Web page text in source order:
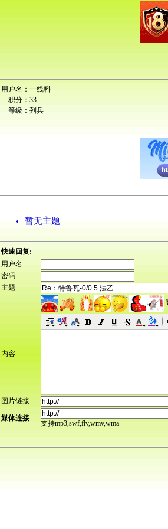
用户名： 一线料
积分： 33
等级： 列兵
暂无主题
快速回复:
用户名
密码
主题
内容
图片链接
媒体连接
支持mp3,swf,flv,wmv,wma